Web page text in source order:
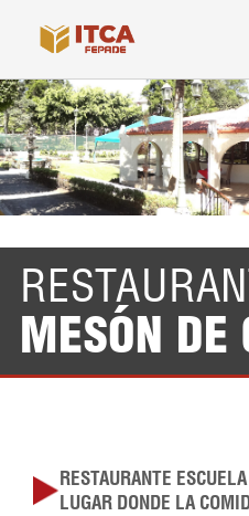
MESÓN DE
RESTAURANTE
LUGAR DONDE LA